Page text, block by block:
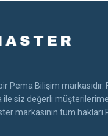
Pema Bilişim markasıdır.
ile siz değerli
markasının tüm hakları